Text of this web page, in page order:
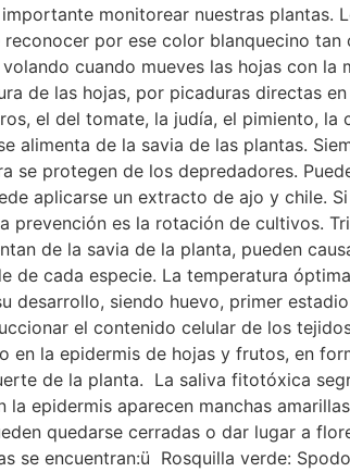
monitorear nuestras plantas.
por ese color blanquecino
cuando mueves las hojas con la
de las hojas, por picaduras directas
el del tomate, la judía, el pimiento,
alimenta de la savia de las plantas.
se protegen de los depredadores.
aplicarse un extracto de ajo y chile.
prevención es la rotación de cultivos.
de la savia de la planta, pueden
de cada especie. La temperatura
desarrollo, siendo huevo, primer
el contenido celular de los
en la epidermis de hojas y frutos, en
de la planta. La saliva fitotóxica
la epidermis aparecen manchas
quedarse cerradas o dar lugar a
se encuentran:ü Rosquilla verde: